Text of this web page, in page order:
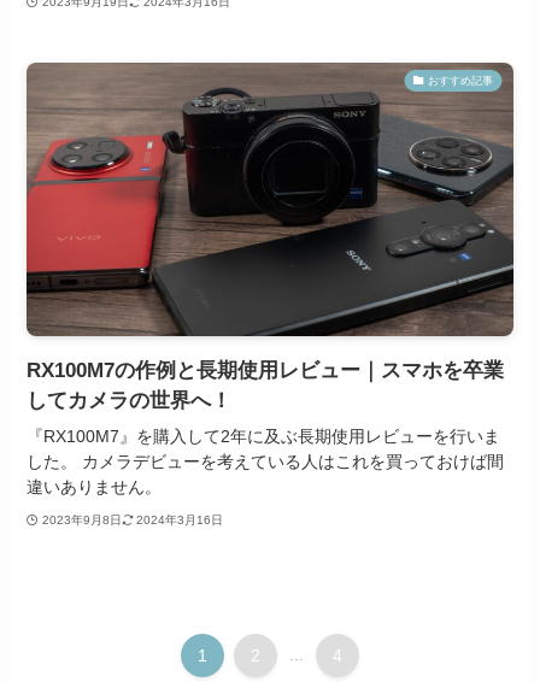
おすすめ記事
RX100M7の作例と長期使用レビュー｜スマホを卒業
してカメラの世界へ！
『RX100M7』を購入して2年に及ぶ長期使用レビューを行いま
した。 カメラデビューを考えている人はこれを買っておけば間
違いありません。
2023年9月8日 2024年3月16日
1 2 4